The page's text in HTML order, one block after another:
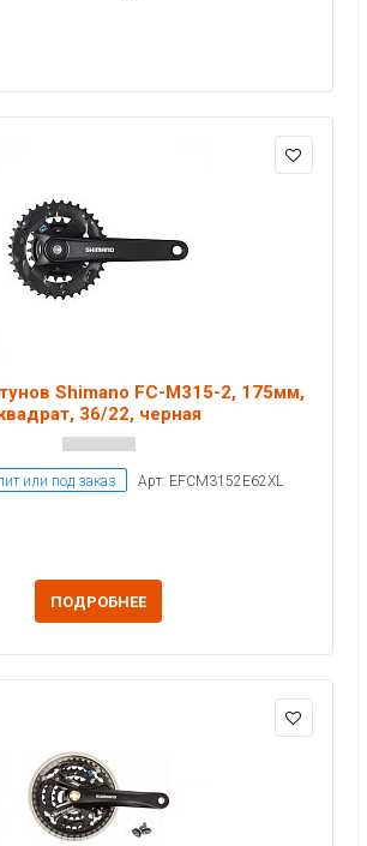
Shimano FC-M315-2, 175мм,
36/22, черная
или под заказ Арт: EFCM3152E62XL
ПОДРОБНЕЕ